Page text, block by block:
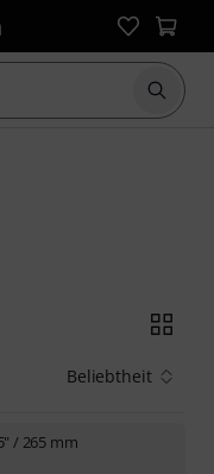
Suche
Beliebtheit
/ 265 mm